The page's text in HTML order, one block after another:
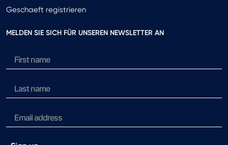
Geschaeft registrieren
MELDEN SIE SICH FÜR UNSEREN NEWSLETTER AN